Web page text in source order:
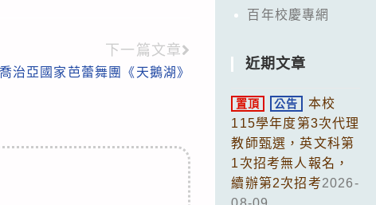
下一篇文章
喬治亞國家芭蕾舞團《天鵝湖》
百年校慶專網
近期文章
置頂 公告
本校
115學年度第3次代理
教師甄選，英文科第
1次招考無人報名，
續辦第2次招考2026-